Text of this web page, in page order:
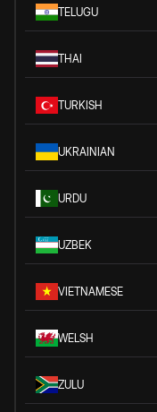
TELUGU
THAI
TURKISH
UKRAINIAN
URDU
UZBEK
VIETNAMESE
WELSH
ZULU